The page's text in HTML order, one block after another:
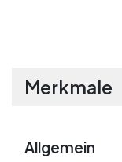
Merkmale
Allgemein